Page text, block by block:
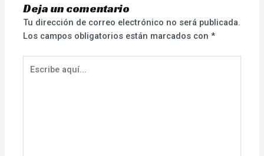
Deja un comentario
Tu dirección de correo electrónico no será publicada.
Los campos obligatorios están marcados con*
aquí...